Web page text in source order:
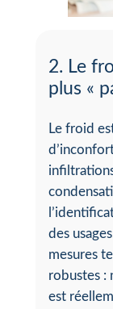
2. Le
plus «
Le froid
des
mesures
robustes :
est